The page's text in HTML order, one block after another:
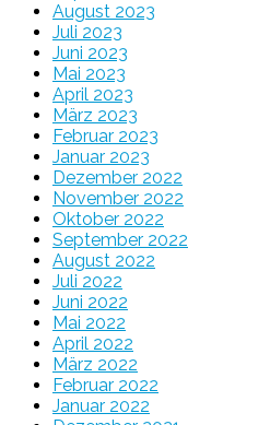
August 2023
Juli 2023
Juni 2023
Mai 2023
April 2023
März 2023
Februar 2023
Januar 2023
Dezember 2022
November 2022
Oktober 2022
September 2022
August 2022
Juli 2022
Juni 2022
Mai 2022
April 2022
März 2022
Februar 2022
Januar 2022